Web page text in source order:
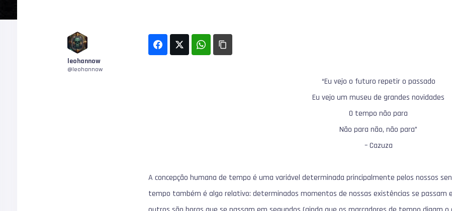
leohannow
@leohannow
“Eu vejo o futuro repetir o passado
Eu vejo um museu de grandes novidades
O tempo não para
Não para não, não para”
– Cazuza
A concepção humana de tempo é uma variável determinada principalmente pelos nossos
tempo também é algo relativo: determinados momentos de nossas existências se passam